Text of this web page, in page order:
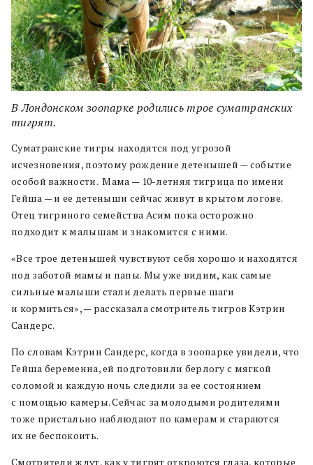
В Лондонском зоопарке родились трое суматранских
тигрят.
Суматранские тигры находятся под угрозой
исчезновения, поэтому рождение детенышей — событие
особой важности. Мама — 10-летняя тигрица по имени
Гейша — и ее детеныши сейчас живут в крытом логове.
Отец тигриного семейства Асим пока осторожно
подходит к малышам и знакомится с ними.
«Все трое детенышей чувствуют себя хорошо и находятся
под заботой мамы и папы. Мы уже видим, как самые
сильные малыши стали делать первые шаги
и кормиться», — рассказала смотритель тигров Кэтрин
Сандерс.
По словам Кэтрин Сандерс, когда в зоопарке увидели, что
Гейша беременна, ей подготовили берлогу с мягкой
соломой и каждую ночь следили за ее состоянием
с помощью камеры. Сейчас за молодыми родителями
тоже пристально наблюдают по камерам и стараются
их не беспокоить.
Смотрители ждут, как у тигрят откроются глаза, которые